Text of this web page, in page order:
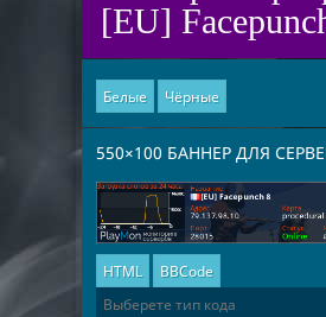
[EU]
Белые Чёрные
550×100 БАННЕР ДЛЯ
HTML BBCode